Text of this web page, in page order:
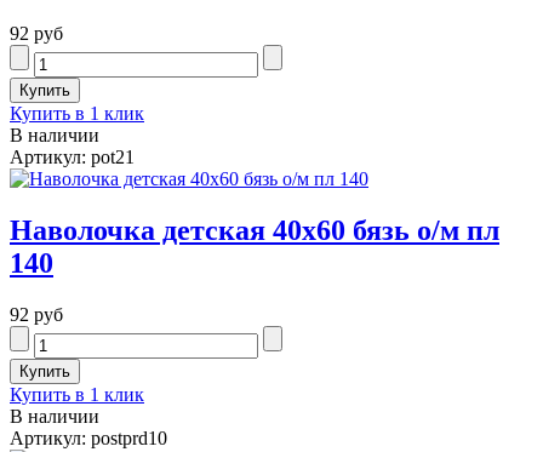
92 руб
Купить в 1 клик
В наличии
Артикул: pot21
Наволочка детская 40х60 бязь о/м пл
140
92 руб
Купить в 1 клик
В наличии
Артикул: postprd10